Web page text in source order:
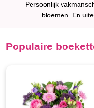
Persoonlijk
bloemen. En
Populaire